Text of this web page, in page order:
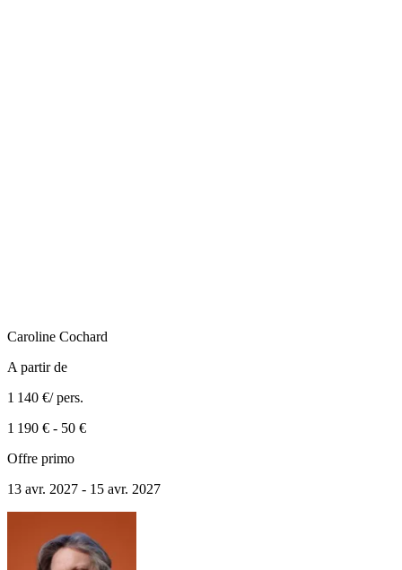
Caroline Cochard
A partir de
1 140 €/ pers.
1 190 € - 50 €
Offre primo
13 avr. 2027 - 15 avr. 2027